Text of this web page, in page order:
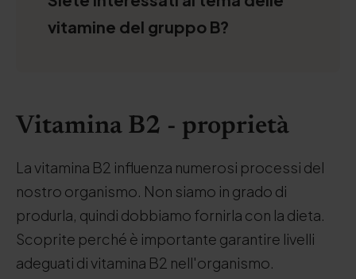
vitamine del gruppo B?
Vitamina B2 - proprietà
La vitamina B2 influenza numerosi processi del
nostro organismo. Non siamo in grado di
produrla, quindi dobbiamo fornirla con la dieta.
Scoprite perché è importante garantire livelli
adeguati di vitamina B2 nell'organismo.